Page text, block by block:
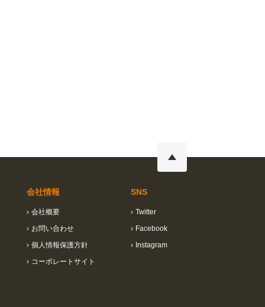
会社情報
› 会社概要
› お問い合わせ
› 個人情報保護方針
› コーポレートサイト
SNS
› Twitter
› Facebook
› Instagram